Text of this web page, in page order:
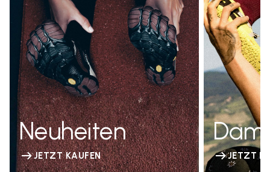
Neuheiten
JETZT KAUFEN JETZT